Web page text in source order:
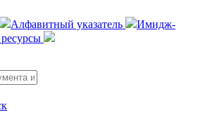
Алфавитный указатель
Имидж-